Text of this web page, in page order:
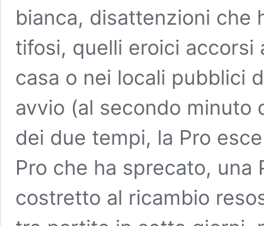
bianca, disattenzioni che
tifosi, quelli eroici accorsi
casa o nei locali pubblici
avvio (al secondo minuto
dei due tempi, la Pro
Pro che ha sprecato,
costretto al ricambio